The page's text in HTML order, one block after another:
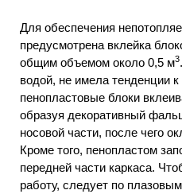
Для обеспечения
предусмотрена вклейка
общим объемом около 0,5 м3
водой, не имела тенденции
пенопластовые блоки
образуя декоративный
носовой части, после чего
Кроме того, пенопластом
передней части каркаса.
работу, следует по